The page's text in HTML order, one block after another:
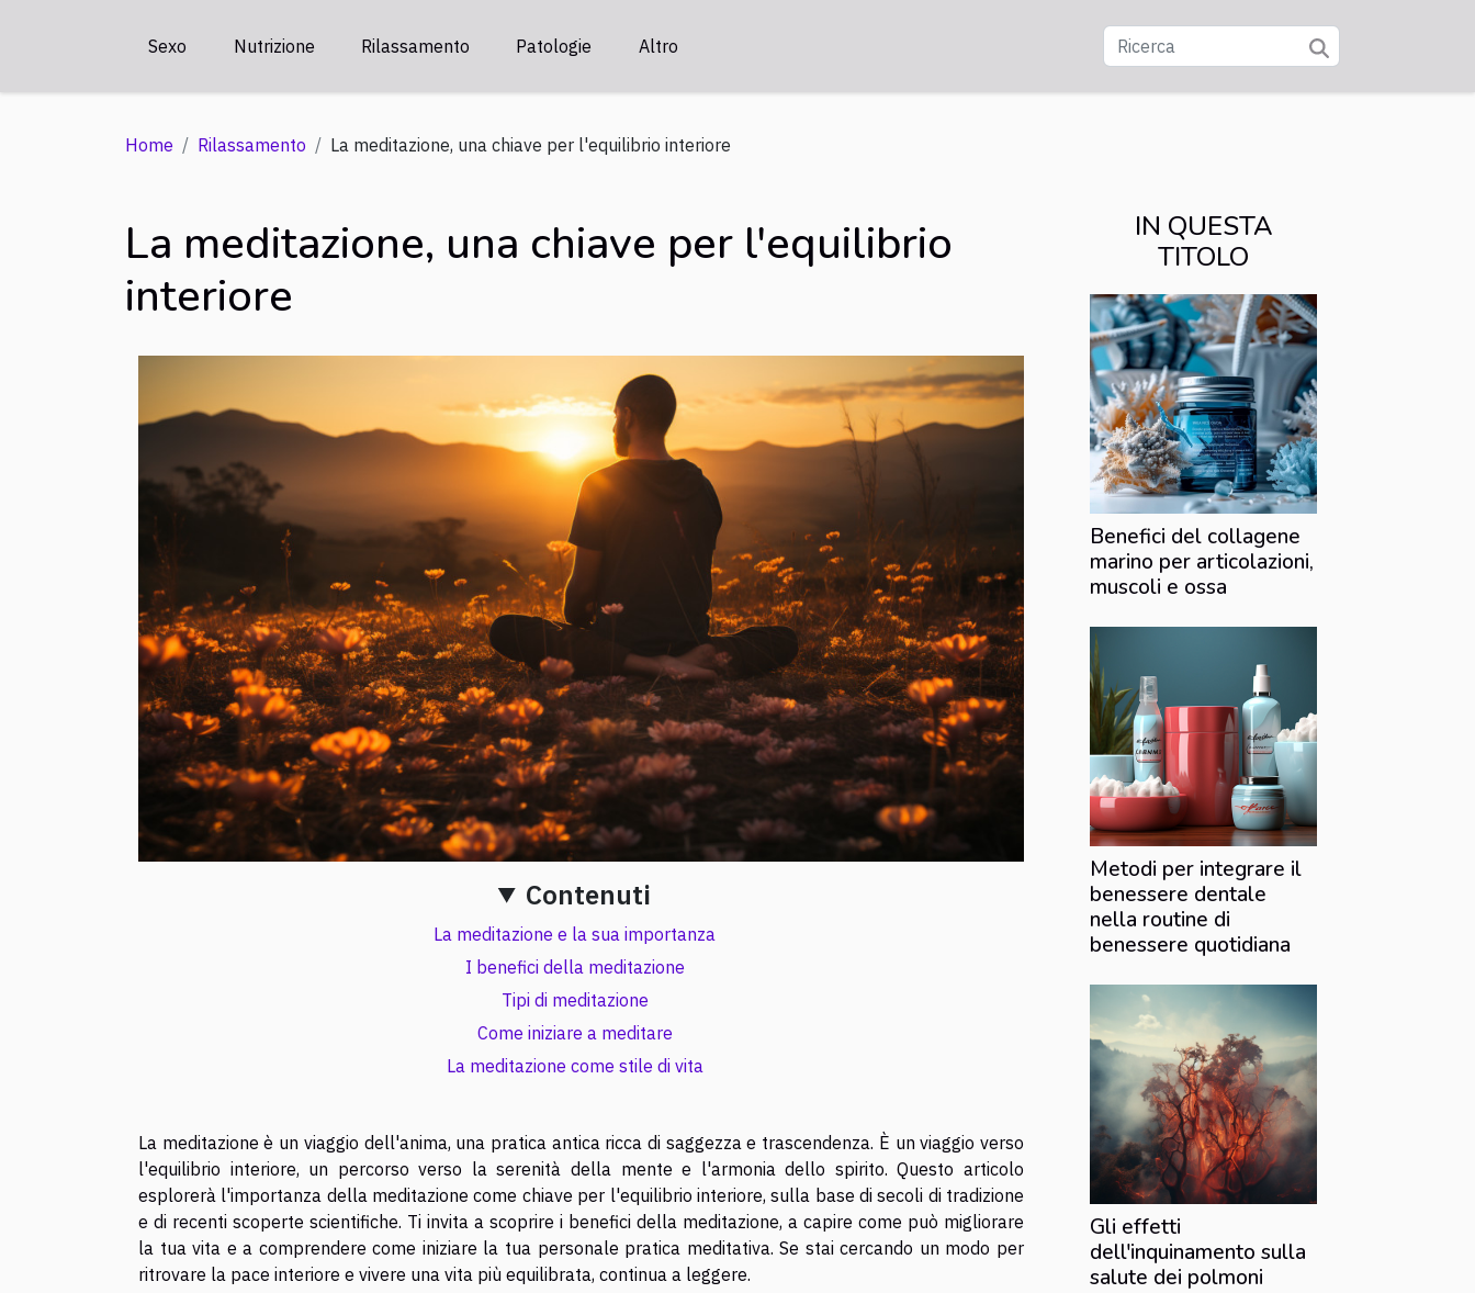
Sexo Nutrizione Rilassamento Patologie Altro
Home Rilassamento La meditazione, una chiave per l'equilibrio interiore
La meditazione, una chiave per l'equilibrio
interiore
Contenuti
La meditazione e la sua importanza
I benefici della meditazione
Tipi di meditazione
Come iniziare a meditare
La meditazione come stile di vita
La meditazione è un viaggio dell'anima, una pratica antica ricca di saggezza e trascendenza. È un viaggio verso
l'equilibrio interiore, un percorso verso la serenità della mente e l'armonia dello spirito. Questo articolo
esplorerà l'importanza della meditazione come chiave per l'equilibrio interiore, sulla base di secoli di tradizione
e di recenti scoperte scientifiche. Ti invita a scoprire i benefici della meditazione, a capire come può migliorare
la tua vita e a comprendere come iniziare la tua personale pratica meditativa. Se stai cercando un modo per
ritrovare la pace interiore e vivere una vita più equilibrata, continua a leggere.
IN QUESTA
TITOLO
Benefici del collagene
marino per articolazioni,
muscoli e ossa
Metodi per integrare il
benessere dentale
nella routine di
benessere quotidiana
Gli effetti
dell'inquinamento sulla
salute dei polmoni